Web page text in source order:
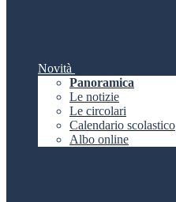
Novità
Panoramica
Le notizie
Le circolari
Calendario scolastico
Albo online